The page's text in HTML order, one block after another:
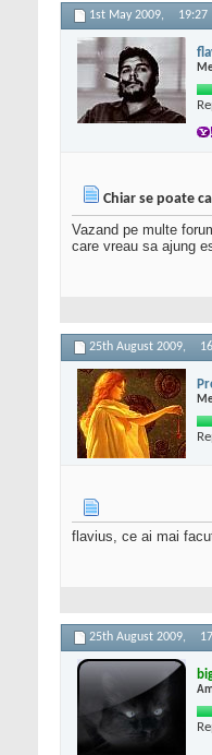
1st May 2009, 19:27
Chiar se poate
Vazand pe multe
care vreau sa ajung
25th August 2009,
flavius, ce ai mai
25th August 2009,